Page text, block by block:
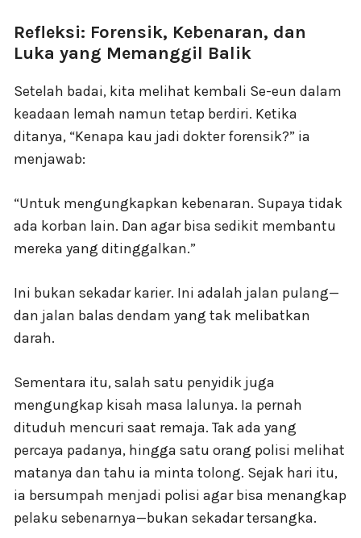
Refleksi: Forensik, Kebenaran, dan
Luka yang Memanggil Balik
Setelah badai, kita melihat kembali Se-eun dalam
keadaan lemah namun tetap berdiri. Ketika
ditanya, “Kenapa kau jadi dokter forensik?” ia
menjawab:
“Untuk mengungkapkan kebenaran. Supaya tidak
ada korban lain. Dan agar bisa sedikit membantu
mereka yang ditinggalkan.”
Ini bukan sekadar karier. Ini adalah jalan pulang—
dan jalan balas dendam yang tak melibatkan
darah.
Sementara itu, salah satu penyidik juga
mengungkap kisah masa lalunya. Ia pernah
dituduh mencuri saat remaja. Tak ada yang
percaya padanya, hingga satu orang polisi melihat
matanya dan tahu ia minta tolong. Sejak hari itu,
ia bersumpah menjadi polisi agar bisa menangkap
pelaku sebenarnya—bukan sekadar tersangka.